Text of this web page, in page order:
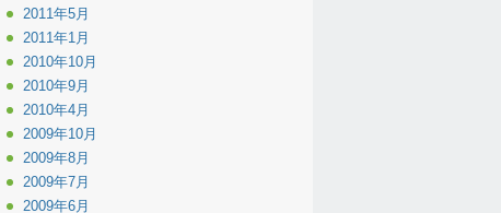
2011年5月
2011年1月
2010年10月
2010年9月
2010年4月
2009年10月
2009年8月
2009年7月
2009年6月